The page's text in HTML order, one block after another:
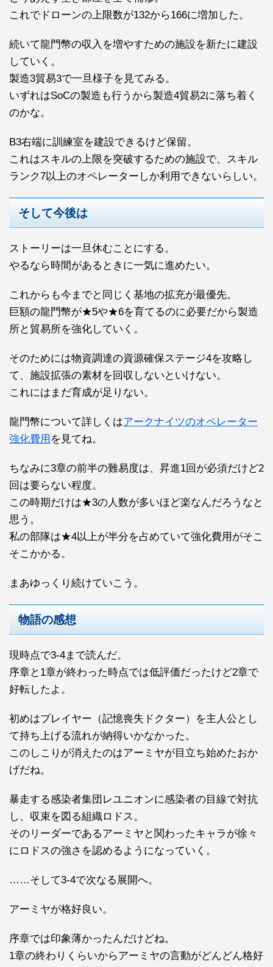
これでドローンの上限数が132から166に増加した。
続いて龍門幣の収入を増やすための施設を新たに建設
していく。
製造3貿易3で一旦様子を見てみる。
いずれはSoCの製造も行うから製造4貿易2に落ち着く
のかな。
B3右端に訓練室を建設できるけど保留。
これはスキルの上限を突破するための施設で、スキル
ランク7以上のオペレーターしか利用できないらしい。
そして今後は
ストーリーは一旦休むことにする。
やるなら時間があるときに一気に進めたい。
これからも今までと同じく基地の拡充が最優先。
巨額の龍門幣が★5や★6を育てるのに必要だから製造
所と貿易所を強化していく。
そのためには物資調達の資源確保ステージ4を攻略し
て、施設拡張の素材を回収しないといけない。
これにはまだ育成が足りない。
龍門幣について詳しくはアークナイツのオペレーター
強化費用 を見てね。
ちなみに3章の前半の難易度は、昇進1回が必須だけど2
回は要らない程度。
この時期だけは★3の人数が多いほど楽なんだろうなと
思う。
私の部隊は★4以上が半分を占めていて強化費用がそこ
そこかかる。
まあゆっくり続けていこう。
物語の感想
現時点で3-4まで読んだ。
序章と1章が終わった時点では低評価だったけど2章で
好転したよ。
初めはプレイヤー（記憶喪失ドクター）を主人公とし
て持ち上げる流れが納得いかなかった。
このしこりが消えたのはアーミヤが目立ち始めたおか
げだね。
暴走する感染者集団レユニオンに感染者の目線で対抗
し、収束を図る組織ロドス。
そのリーダーであるアーミヤと関わったキャラが徐々
にロドスの強さを認めるようになっていく。
……そして3-4で次なる展開へ。
アーミヤが格好良い。
序章では印象薄かったんだけどね。
1章の終わりくらいからアーミヤの言動がどんどん格好